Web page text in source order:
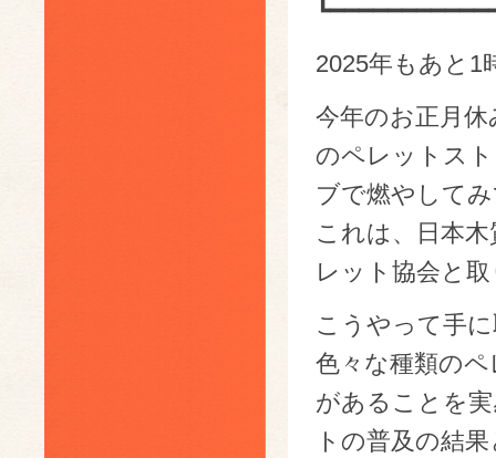
2025年もあと1
今年のお正月
のペレットス
ブで燃やして
これは、日本木
レット協会と
こうやって手
色々な種類の
があることを
トの普及の結